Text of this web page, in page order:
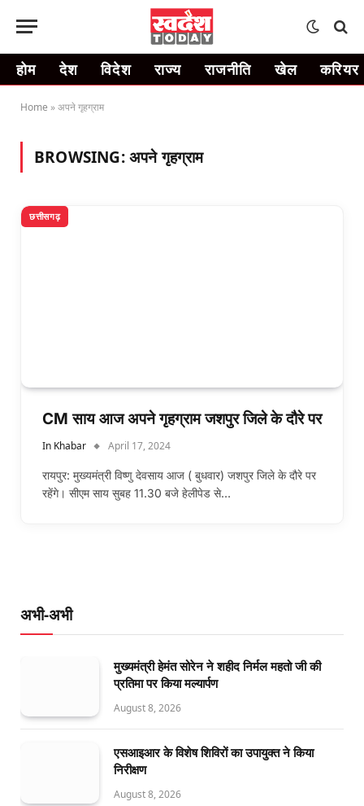
होम देश विदेश राज्य राजनीति खेल करियर
Home »अपने गृहग्राम
BROWSING:अपने गृहग्राम
छत्तीसगढ़
CM साय आज अपने गृहग्राम जशपुर जिले के दौरे पर
In Khabar April 17, 2024
रायपुर: मुख्यमंत्री विष्णु देवसाय आज ( बुधवार) जशपुर जिले के दौरे पर
रहेंगे। सीएम साय सुबह 11.30 बजे हेलीपेड से…
अभी-अभी
मुख्यमंत्री हेमंत सोरेन ने शहीद निर्मल महतो जी की
प्रतिमा पर किया मल्यार्पण
August 8, 2026
एसआइआर के विशेष शिविरों का उपायुक्त ने किया
निरीक्षण
August 8, 2026